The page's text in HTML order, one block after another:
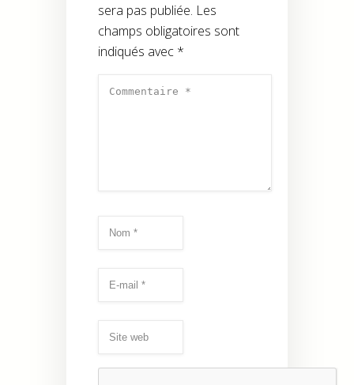
sera pas publiée. Les
champs obligatoires sont
indiqués avec *